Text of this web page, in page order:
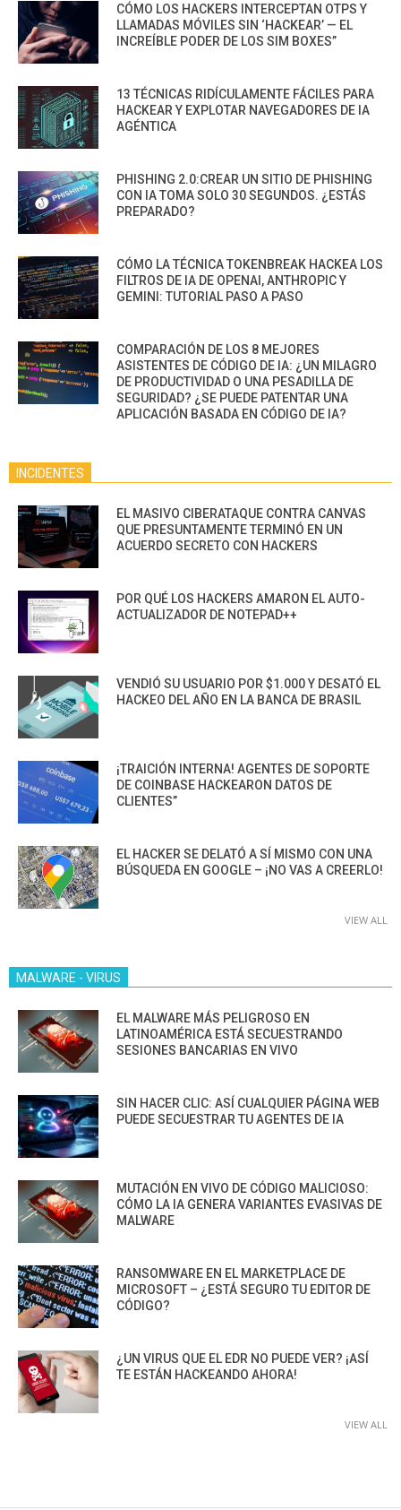
CÓMO LOS HACKERS INTERCEPTAN OTPS Y
LLAMADAS MÓVILES SIN ‘HACKEAR’ — EL
INCREÍBLE PODER DE LOS SIM BOXES”
13 TÉCNICAS RIDÍCULAMENTE FÁCILES PARA
HACKEAR Y EXPLOTAR NAVEGADORES DE IA
AGÉNTICA
PHISHING 2.0:CREAR UN SITIO DE PHISHING
CON IA TOMA SOLO 30 SEGUNDOS. ¿ESTÁS
PREPARADO?
CÓMO LA TÉCNICA TOKENBREAK HACKEA LOS
FILTROS DE IA DE OPENAI, ANTHROPIC Y
GEMINI: TUTORIAL PASO A PASO
COMPARACIÓN DE LOS 8 MEJORES
ASISTENTES DE CÓDIGO DE IA: ¿UN MILAGRO
DE PRODUCTIVIDAD O UNA PESADILLA DE
SEGURIDAD? ¿SE PUEDE PATENTAR UNA
APLICACIÓN BASADA EN CÓDIGO DE IA?
INCIDENTES
EL MASIVO CIBERATAQUE CONTRA CANVAS
QUE PRESUNTAMENTE TERMINÓ EN UN
ACUERDO SECRETO CON HACKERS
POR QUÉ LOS HACKERS AMARON EL AUTO-
ACTUALIZADOR DE NOTEPAD++
VENDIÓ SU USUARIO POR $1.000 Y DESATÓ EL
HACKEO DEL AÑO EN LA BANCA DE BRASIL
¡TRAICIÓN INTERNA! AGENTES DE SOPORTE
DE COINBASE HACKEARON DATOS DE
CLIENTES”
EL HACKER SE DELATÓ A SÍ MISMO CON UNA
BÚSQUEDA EN GOOGLE – ¡NO VAS A CREERLO!
VIEW ALL
MALWARE - VIRUS
EL MALWARE MÁS PELIGROSO EN
LATINOAMÉRICA ESTÁ SECUESTRANDO
SESIONES BANCARIAS EN VIVO
SIN HACER CLIC: ASÍ CUALQUIER PÁGINA WEB
PUEDE SECUESTRAR TU AGENTES DE IA
MUTACIÓN EN VIVO DE CÓDIGO MALICIOSO:
CÓMO LA IA GENERA VARIANTES EVASIVAS DE
MALWARE
RANSOMWARE EN EL MARKETPLACE DE
MICROSOFT – ¿ESTÁ SEGURO TU EDITOR DE
CÓDIGO?
¿UN VIRUS QUE EL EDR NO PUEDE VER? ¡ASÍ
TE ESTÁN HACKEANDO AHORA!
VIEW ALL